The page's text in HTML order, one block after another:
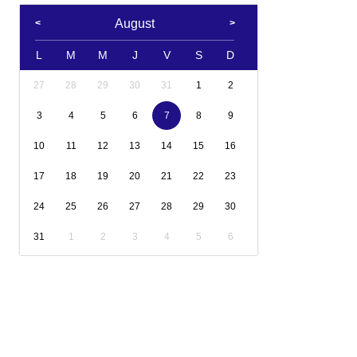
August
L M M J V S D
27 28 29 30 31 1 2
3 4 5 6 7 8 9
10 11 12 13 14 15 16
17 18 19 20 21 22 23
24 25 26 27 28 29 30
31 1 2 3 4 5 6